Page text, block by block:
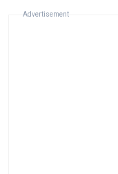
Advertisement